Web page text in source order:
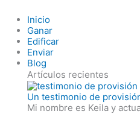
content
Inicio
Ganar
Edificar
Enviar
Blog
Artículos recientes
Un testimonio de
Mi nombre es Keila y